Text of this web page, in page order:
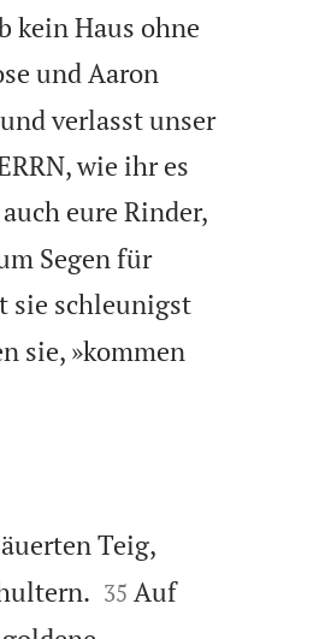
kein Haus ohne
und Aaron
verlasst unser
wie ihr es
eure Rinder,
Segen für
sie schleunigst
sie, »kommen
Teig,

35 Auf